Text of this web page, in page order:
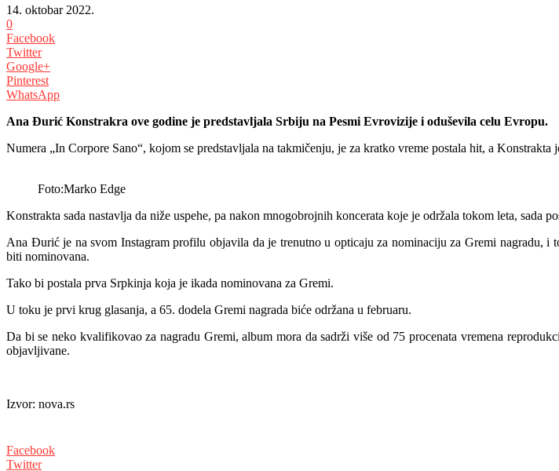
14. oktobar 2022.
0
Facebook
Twitter
Google+
Pinterest
WhatsApp
Ana Đurić Konstrakra ove godine je predstavljala Srbiju na Pesmi Evrovizije i oduševila celu Evropu.
Numera „In Corpore Sano“, kojom se predstavljala na takmičenju, je za kratko vreme postala hit, a
Foto:Marko Edge
Konstrakta sada nastavlja da niže uspehe, pa nakon mnogobrojnih koncerata koje je održala tokom leta,
Ana Đurić je na svom Instagram profilu objavila da je trenutno u opticaju za nominaciju za Gremi
biti nominovana.
Tako bi postala prva Srpkinja koja je ikada nominovana za Gremi.
U toku je prvi krug glasanja, a 65. dodela Gremi nagrada biće održana u februaru.
Da bi se neko kvalifikovao za nagradu Gremi, album mora da sadrži više od 75 procenata vremena
objavljivane.
Izvor: nova.rs
Facebook
Twitter